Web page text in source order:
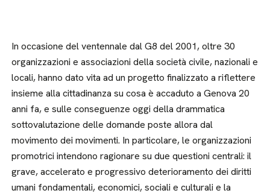
In occasione del ventennale dal G8 del 2001, oltre 30
organizzazioni e associazioni della società civile, nazionali e
locali, hanno dato vita ad un progetto finalizzato a riflettere
insieme alla cittadinanza su cosa è accaduto a Genova 20
anni fa, e sulle conseguenze oggi della drammatica
sottovalutazione delle domande poste allora dal
movimento dei movimenti. In particolare, le organizzazioni
promotrici intendono ragionare su due questioni centrali: il
grave, accelerato e progressivo deterioramento dei diritti
umani fondamentali, economici, sociali e culturali e la